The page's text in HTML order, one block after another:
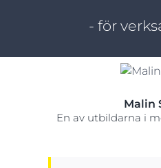
- för
Malin
En av utbildarna i